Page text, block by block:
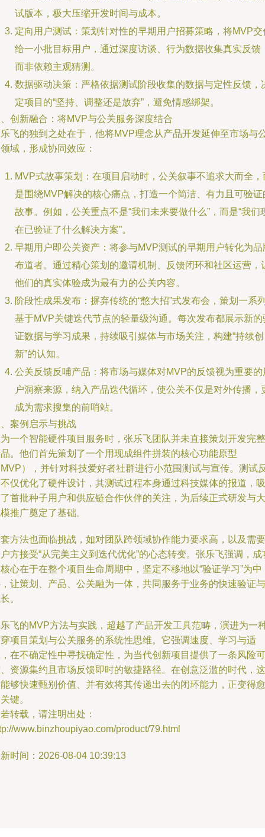
试版本，极大压缩开发时间与成本。
定向用户测试：策划针对性的早期用户招募策略，将MVP交
给一小批目标用户，通过深度访谈、行为数据收集真实反馈
而非依赖主观猜测。
数据驱动决策：严格依据测试阶段收集的数据与定性反馈，
定项目的“坚持、调整还是放弃”，避免情感绑架。
创新融合：将MVP与公关服务深度结合
飞的独到之处在于，他将MVP理念从产品开发延伸至市场与
域，形成协同效应：
MVP式故事策划：在项目启动时，公关叙事不追求大而全，
是围绕MVP解决的核心痛点，打造一个简洁、有力且可验证
故事。例如，公关重点不是“我们未来要做什么”，而是“我们
在已验证了什么解决方案”。
早期用户即公关资产：将参与MVP测试的早期用户转化为品
布道者。通过精心策划的邀请机制、反馈闭环和社区运营，
他们的真实体验成为最有力的公关内容。
阶段性成果发布：摒弃传统的“憋大招”式发布会，策划一系
基于MVP关键迭代节点的轻量级沟通。每次发布都展示新的
证数据与学习成果，持续吸引媒体与市场关注，构建“持续创
新”的认知。
公关反馈反哺产品：将市场与媒体对MVP的反馈视为重要的
户洞察来源，纳入产品迭代循环，使公关不仅是对外传播，
成为需求搜集的前哨站。
案例启示与挑战
一个智能硬件项目服务时，张乐飞团队并未直接策划开发完整
。他们首先策划了一个用现成组件拼装的核心功能原型
），并针对科技爱好者社群进行小范围测试与宣传。测试
仅优化了硬件设计，其测试过程本身通过科技媒体的报道，吸
首批种子用户和供应链合作伙伴的关注，为后续正式研发与大
推广奠定了基础。
方法也面临挑战，如对团队跨领域协作能力要求高，以及需要
方接受“从完美主义到迭代优化”的心态转变。张乐飞强调，成
心在于在整个项目生命周期中，坚定不移地以“验证学习”为中
让策划、产品、公关融为一体，共同服务于业务的快速验证与
。
飞的MVP方法与实践，超越了产品开发工具范畴，演进为一
项目策划与公关服务的系统性思维。它强调速度、学习与适
在不确定性中寻找确定性，为当代创新项目提供了一条风险可
资源集约且市场反馈即时的敏捷路径。在创意泛滥的时代，这
够快速甄别价值、并有效将其传递出去的闭环能力，正变得愈
键。
转载，请注明出处：
www.binzhoupiyao.com/product/79.html
时间：2026-08-04 10:39:13